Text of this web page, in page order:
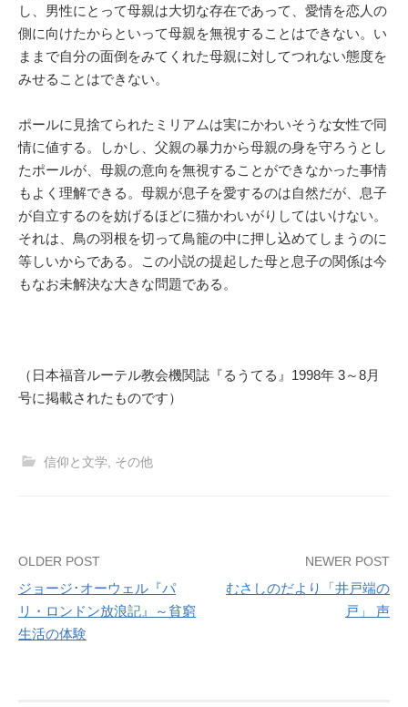
し、男性にとって母親は大切な存在であって、愛情を恋人の
側に向けたからといって母親を無視することはできない。い
ままで自分の面倒をみてくれた母親に対してつれない態度を
みせることはできない。
ポールに見捨てられたミリアムは実にかわいそうな女性で同
情に値する。しかし、父親の暴力から母親の身を守ろうとし
たポールが、母親の意向を無視することができなかった事情
もよく理解できる。母親が息子を愛するのは自然だが、息子
が自立するのを妨げるほどに猫かわいがりしてはいけない。
それは、鳥の羽根を切って鳥籠の中に押し込めてしまうのに
等しいからである。この小説の提起した母と息子の関係は今
もなお未解決な大きな問題である。
（日本福音ルーテル教会機関誌『るうてる』1998年 3～8月
号に掲載されたものです）
信仰と文学 その他
Post
navigation
OLDER POST
ジョージ･オーウェル『パ
リ・ロンドン放浪記』～貧窮
生活の体験
NEWER POST
むさしのだより「井戸端の
戸」 声